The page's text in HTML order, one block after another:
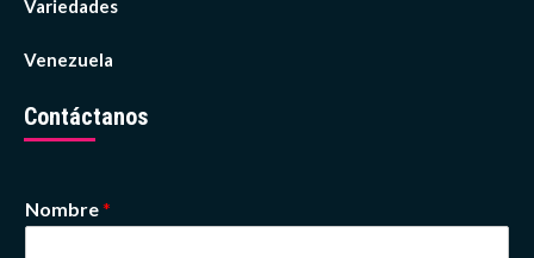
Variedades
Venezuela
Contáctanos
Nombre*